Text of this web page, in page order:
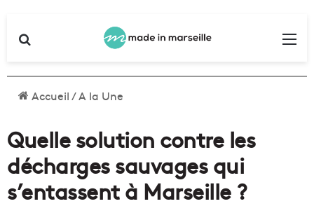
Accueil/A la Une
Quelle solution contre les
décharges sauvages qui
s’entassent à Marseille ?